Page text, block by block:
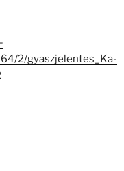
2/gyaszjelentes_Ka-